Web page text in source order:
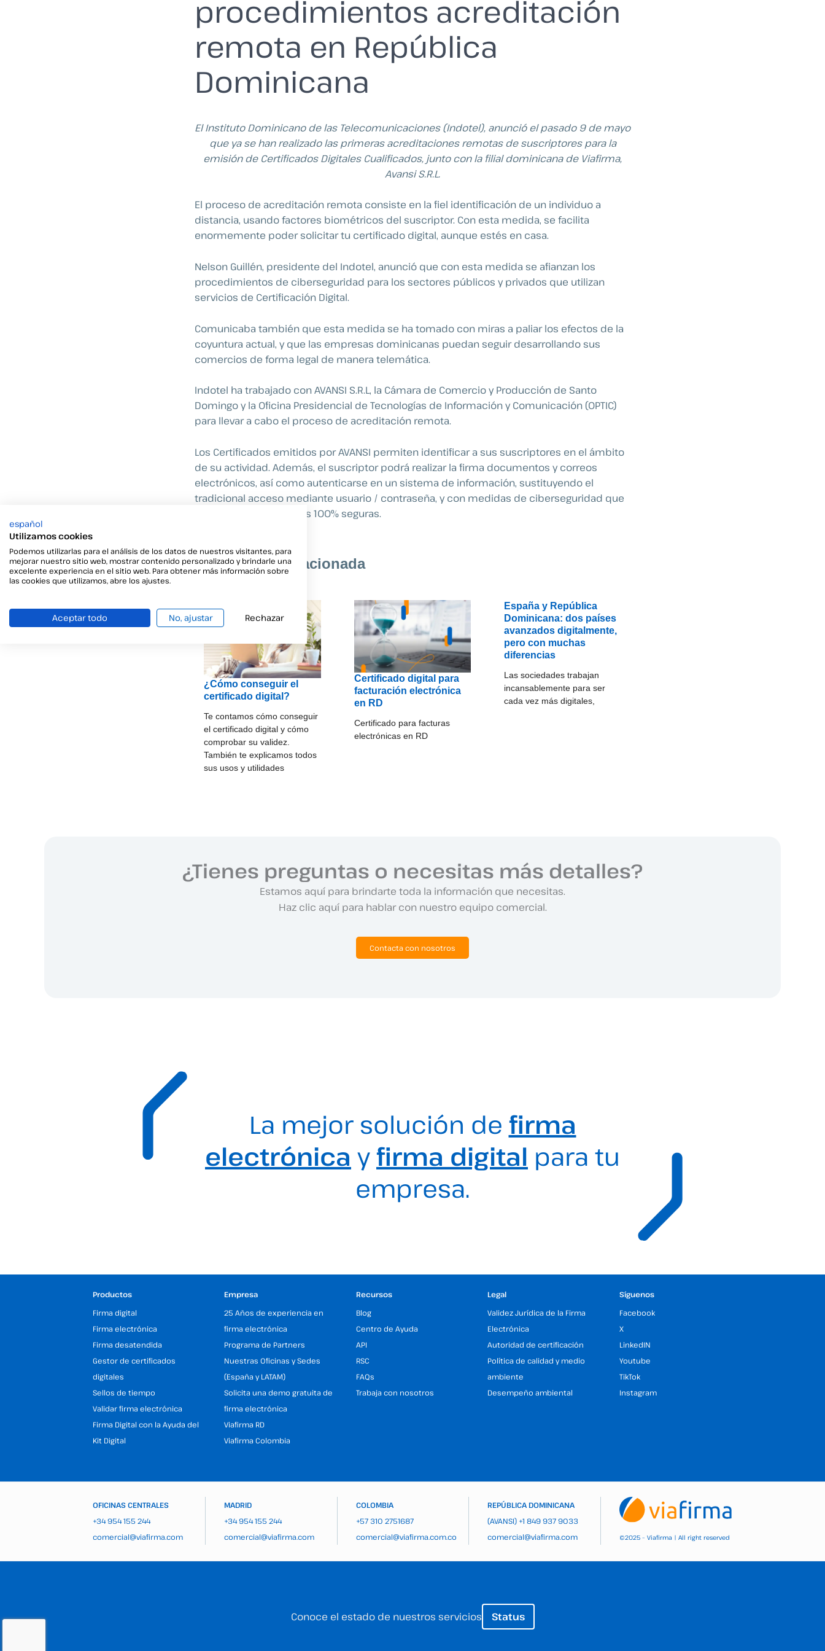
procedimientos acreditación
remota en República
Dominicana
El Instituto Dominicano de las Telecomunicaciones (Indotel), anunció el pasado 9 de mayo
que ya se han realizado las primeras acreditaciones remotas de suscriptores para la
emisión de Certificados Digitales Cualificados, junto con la filial dominicana de Viafirma,
Avansi S.R.L.
El proceso de acreditación remota consiste en la fiel identificación de un individuo a
distancia, usando factores biométricos del suscriptor. Con esta medida, se facilita
enormemente poder solicitar tu certificado digital, aunque estés en casa.
Nelson Guillén, presidente del Indotel, anunció que con esta medida se afianzan los
procedimientos de ciberseguridad para los sectores públicos y privados que utilizan
servicios de Certificación Digital.
Comunicaba también que esta medida se ha tomado con miras a paliar los efectos de la
coyuntura actual, y que las empresas dominicanas puedan seguir desarrollando sus
comercios de forma legal de manera telemática.
Indotel ha trabajado con AVANSI S.R.L, la Cámara de Comercio y Producción de Santo
Domingo y la Oficina Presidencial de Tecnologías de Información y Comunicación (OPTIC)
para llevar a cabo el proceso de acreditación remota.
Los Certificados emitidos por AVANSI permiten identificar a sus suscriptores en el ámbito
de su actividad. Además, el suscriptor podrá realizar la firma documentos y correos
electrónicos, así como autenticarse en un sistema de información, sustituyendo el
tradicional acceso mediante usuario / contraseña, y con medidas de ciberseguridad que
permiten transacciones 100% seguras.
Información relacionada
¿Cómo conseguir el
certificado digital?
Te contamos cómo conseguir
el certificado digital y cómo
comprobar su validez.
También te explicamos todos
sus usos y utilidades
Certificado digital para
facturación electrónica
en RD
Certificado para facturas
electrónicas en RD
España y República
Dominicana: dos países
avanzados digitalmente,
pero con muchas
diferencias
Las sociedades trabajan
incansablemente para ser
cada vez más digitales,
¿Tienes preguntas o necesitas más detalles?
Estamos aquí para brindarte toda la información que necesitas.
Haz clic aquí para hablar con nuestro equipo comercial.
Contacta con nosotros
La mejor solución de firma
electrónica yfirma digital para tu
empresa.
Productos
Firma digital
Firma electrónica
Firma desatendida
Gestor de certificados
digitales
Sellos de tiempo
Validar firma electrónica
Firma Digital con la Ayuda del
Kit Digital
Empresa
25 Años de experiencia en
firma electrónica
Programa de Partners
Nuestras Oficinas y Sedes
(España y LATAM)
Solicita una demo gratuita de
firma electrónica
Viafirma RD
Viafirma Colombia
Recursos
Blog
Centro de Ayuda
API
RSC
FAQs
Trabaja con nosotros
Legal
Validez Jurídica de la Firma
Electrónica
Autoridad de certificación
Política de calidad y medio
ambiente
Desempeño ambiental
Síguenos
Facebook
X
LinkedIN
Youtube
TikTok
Instagram
OFICINAS CENTRALES
+34 954 155 244
comercial@viafirma.com
MADRID
+34 954 155 244
comercial@viafirma.com
COLOMBIA
+57 310 2751687
comercial@viafirma.com.co
REPÚBLICA DOMINICANA
(AVANSI) +1 849 937 9033
comercial@viafirma.com
©2025 – Viafirma | All right reserved
Conoce el estado de nuestros servicios Status
español
Utilizamos cookies
Podemos utilizarlas para el análisis de los datos de nuestros visitantes, para
mejorar nuestro sitio web, mostrar contenido personalizado y brindarle una
excelente experiencia en el sitio web. Para obtener más información sobre
las cookies que utilizamos, abre los ajustes.
Aceptar todo No, ajustar Rechazar